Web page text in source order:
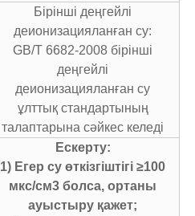
Бірінші деңгейлі
деионизацияланған су:
GB/T 6682-2008 бірінші
деңгейлі
деионизацияланған су
ұлттық стандартының
талаптарына сәйкес келеді
Ескерту:
1) Егер су өткізгіштігі ≥100
мкс/см3 болса, ортаны
ауыстыру қажет;